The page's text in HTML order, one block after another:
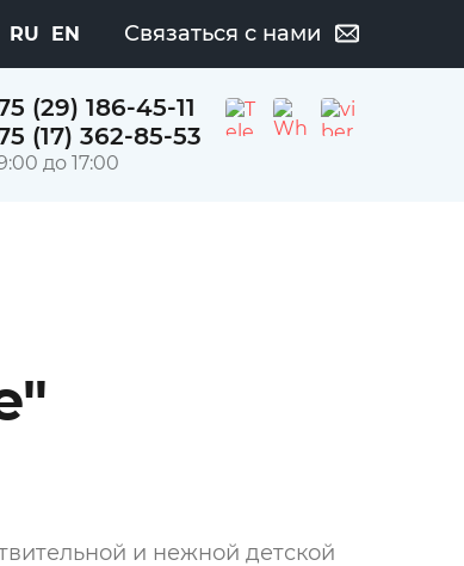
RU EN Связаться с нами
(29) 186-45-11
(17) 362-85-53
до 17:00
и нежной детской